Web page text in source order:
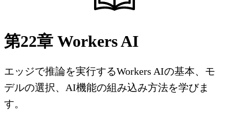
第22章 Workers AI
エッジで推論を実行するWorkers AIの基本、モ
デルの選択、AI機能の組み込み方法を学びま
す。